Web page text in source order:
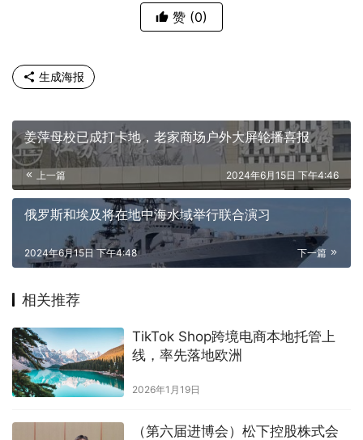
赞 (0)
生成海报
姜萍母校已成打卡地，老家商场户外大屏轮播喜报
上一篇 2024年6月15日 下午4:46
俄罗斯和埃及将在地中海水域举行联合演习
下一篇
2024年6月15日 下午4:48
相关推荐
TikTok Shop跨境电商本地托管上
线，率先落地欧洲
2026年1月19日
（第六届进博会）松下控股株式会